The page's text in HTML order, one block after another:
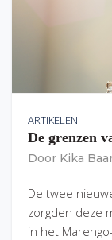
ARTIKELEN
De grenzen
Door Kika
De twee
zorgden deze
in het